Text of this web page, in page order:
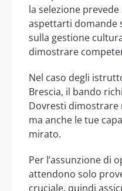
la selezione
aspettarti domande
sulla gestione
dimostrare
Nel caso degli
Brescia, il bando
Dovresti dimostrare
ma anche le tue
mirato.
Per l’assunzione di
attendono solo
cruciale, quindi